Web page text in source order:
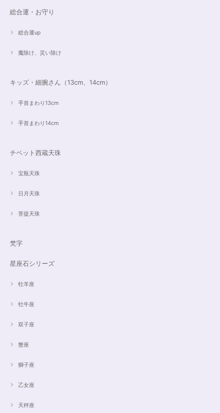
総合運・お守り
総合運up
魔除け、災い除け
キッズ・細腕さん（13cm、14cm）
手首まわり13cm
手首まわり14cm
チベット西蔵天珠
宝瓶天珠
日月天珠
菩提天珠
梵字
星座石シリーズ
牡羊座
牡牛座
双子座
蟹座
獅子座
乙女座
天秤座